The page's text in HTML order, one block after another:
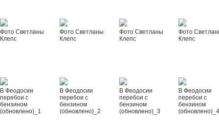
Фото Светланы
Клепс
Фото Светланы
Клепс
Фото Светланы
Клепс
Фото
Клепс
В Феодосии
перебои с
бензином
(обновлено)_1
В Феодосии
перебои с
бензином
(обновлено)_2
В Феодосии
перебои с
бензином
(обновлено)_3
В Феодосии
перебои с
бензином